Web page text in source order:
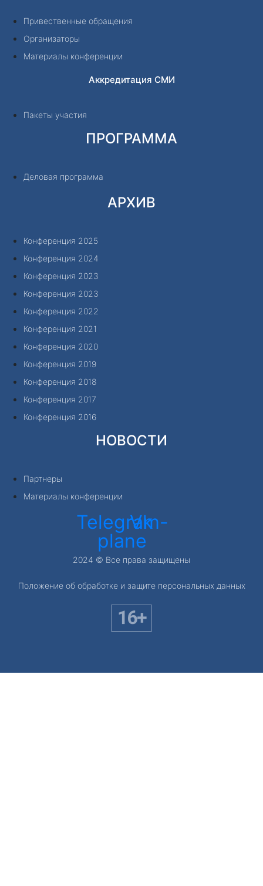
Привественные обращения
Организаторы
Материалы конференции
Аккредитация СМИ
Пакеты участия
ПРОГРАММА
Деловая программа
АРХИВ
Конференция 2025
Конференция 2024
Конференция 2023
Конференция 2023
Конференция 2022
Конференция 2021
Конференция 2020
Конференция 2019
Конференция 2018
Конференция 2017
Конференция 2016
НОВОСТИ
Партнеры
Материалы конференции
Telegram-
plane
Vk
2024 © Все права защищены
Положение об обработке и защите персональных данных